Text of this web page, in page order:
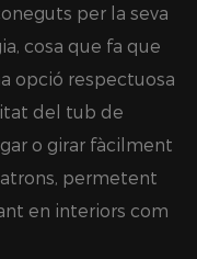
per la seva
cosa que fa que
opció respectuosa
del tub de
o girar fàcilment
permetent
en interiors com